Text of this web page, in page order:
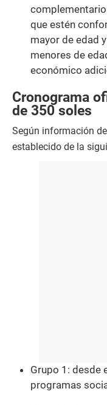
que estén
mayor de edad
menores de
económico
Cronograma
de 350 soles
Según información
establecido de la
Grupo 1: desde
programas